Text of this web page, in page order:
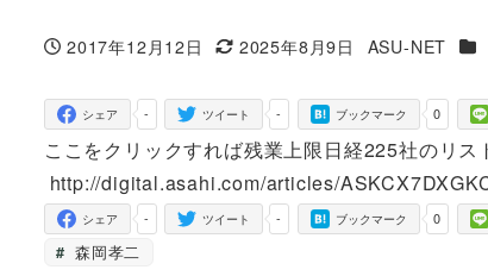
投稿日
2017年12月12日
更新日
2025年8月9日
著
ASU-NET カ
-
シェア -
ツイート 0
ブックマーク
ここをクリックすれば残業上限日経225社のリス
http://digital.asahi.com/articles/
-
シェア -
ツイート 0
ブックマーク
森岡孝二